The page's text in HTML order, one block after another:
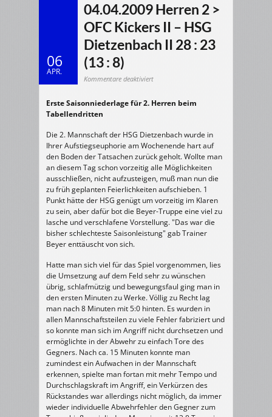
06
APR.
04.04.2009 Herren 2 >
OFC Kickers II – HSG
Dietzenbach II 28 : 23
(13 : 8)
Kommentare deaktiviertfür
>
OFC
HSG
Dietzenbach
II
28
:
23
(13
:
8)
Erste Saisonniederlage für 2. Herren beim
Tabellendritten
Die 2. Mannschaft der HSG Dietzenbach wurde in
Ihrer Aufstiegseuphorie am Wochenende hart auf
den Boden der Tatsachen zurück geholt. Wollte man
an diesem Tag schon vorzeitig alle Möglichkeiten
ausschließen, nicht aufzusteigen, muß man nun die
zu früh geplanten Feierlichkeiten aufschieben. 1
Punkt hätte der HSG genügt um vorzeitig im Klaren
zu sein, aber dafür bot die Beyer-Truppe eine viel zu
lasche und verschlafene Vorstellung. "Das war die
bisher schlechteste Saisonleistung" gab Trainer
Beyer enttäuscht von sich.
Hatte man sich viel für das Spiel vorgenommen, lies
die Umsetzung auf dem Feld sehr zu wünschen
übrig, schlafmützig und bewegungsfaul ging man in
den ersten Minuten zu Werke. Völlig zu Recht lag
man nach 8 Minuten mit 5:0 hinten. Es wurden in
allen Mannschaftsteilen zu viele Fehler fabriziert und
so konnte man sich im Angriff nicht durchsetzen und
ermöglichte in der Abwehr zu einfach Tore des
Gegners. Nach ca. 15 Minuten konnte man
zumindest ein Aufwachen in der Mannschaft
erkennen, spielte man fortan mit mehr Tempo und
Durchschlagskraft im Angriff, ein Verkürzen des
Rückstandes war allerdings nicht möglich, da immer
wieder individuelle Abwehrfehler den Gegner zum